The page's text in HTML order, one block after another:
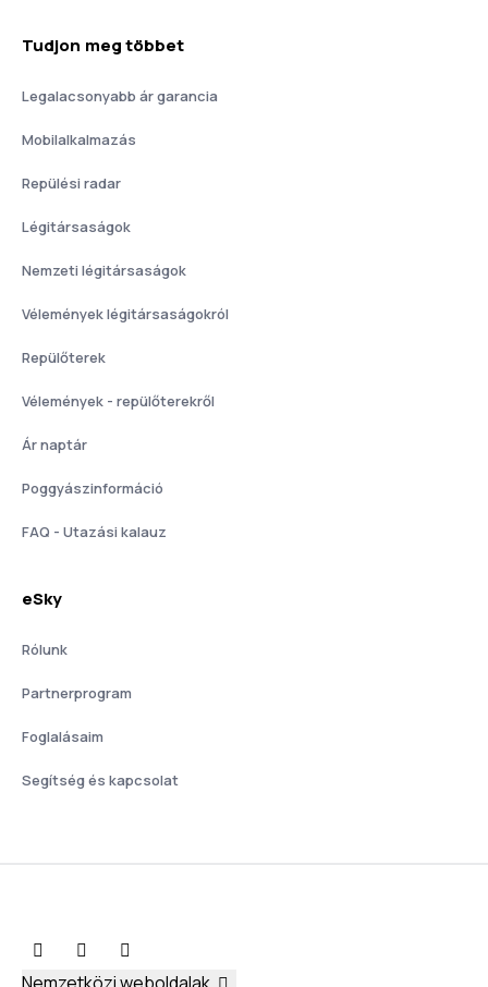
Tudjon meg többet
Legalacsonyabb ár garancia
Mobilalkalmazás
Repülési radar
Légitársaságok
Nemzeti légitársaságok
Vélemények légitársaságokról
Repülőterek
Vélemények - repülőterekről
Ár naptár
Poggyászinformáció
FAQ - Utazási kalauz
eSky
Rólunk
Partnerprogram
Foglalásaim
Segítség és kapcsolat